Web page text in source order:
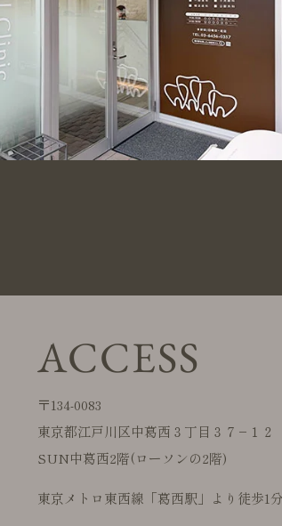
ACCESS
〒134-0083
東京都江戸川区中葛西３丁目３７−１２
SUN中葛西2階(ローソンの2階)
東京メトロ東西線「葛西駅」より徒歩1分